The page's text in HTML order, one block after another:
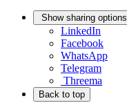
Show sharing options
LinkedIn
Facebook
WhatsApp
Telegram
Threema
Back to top